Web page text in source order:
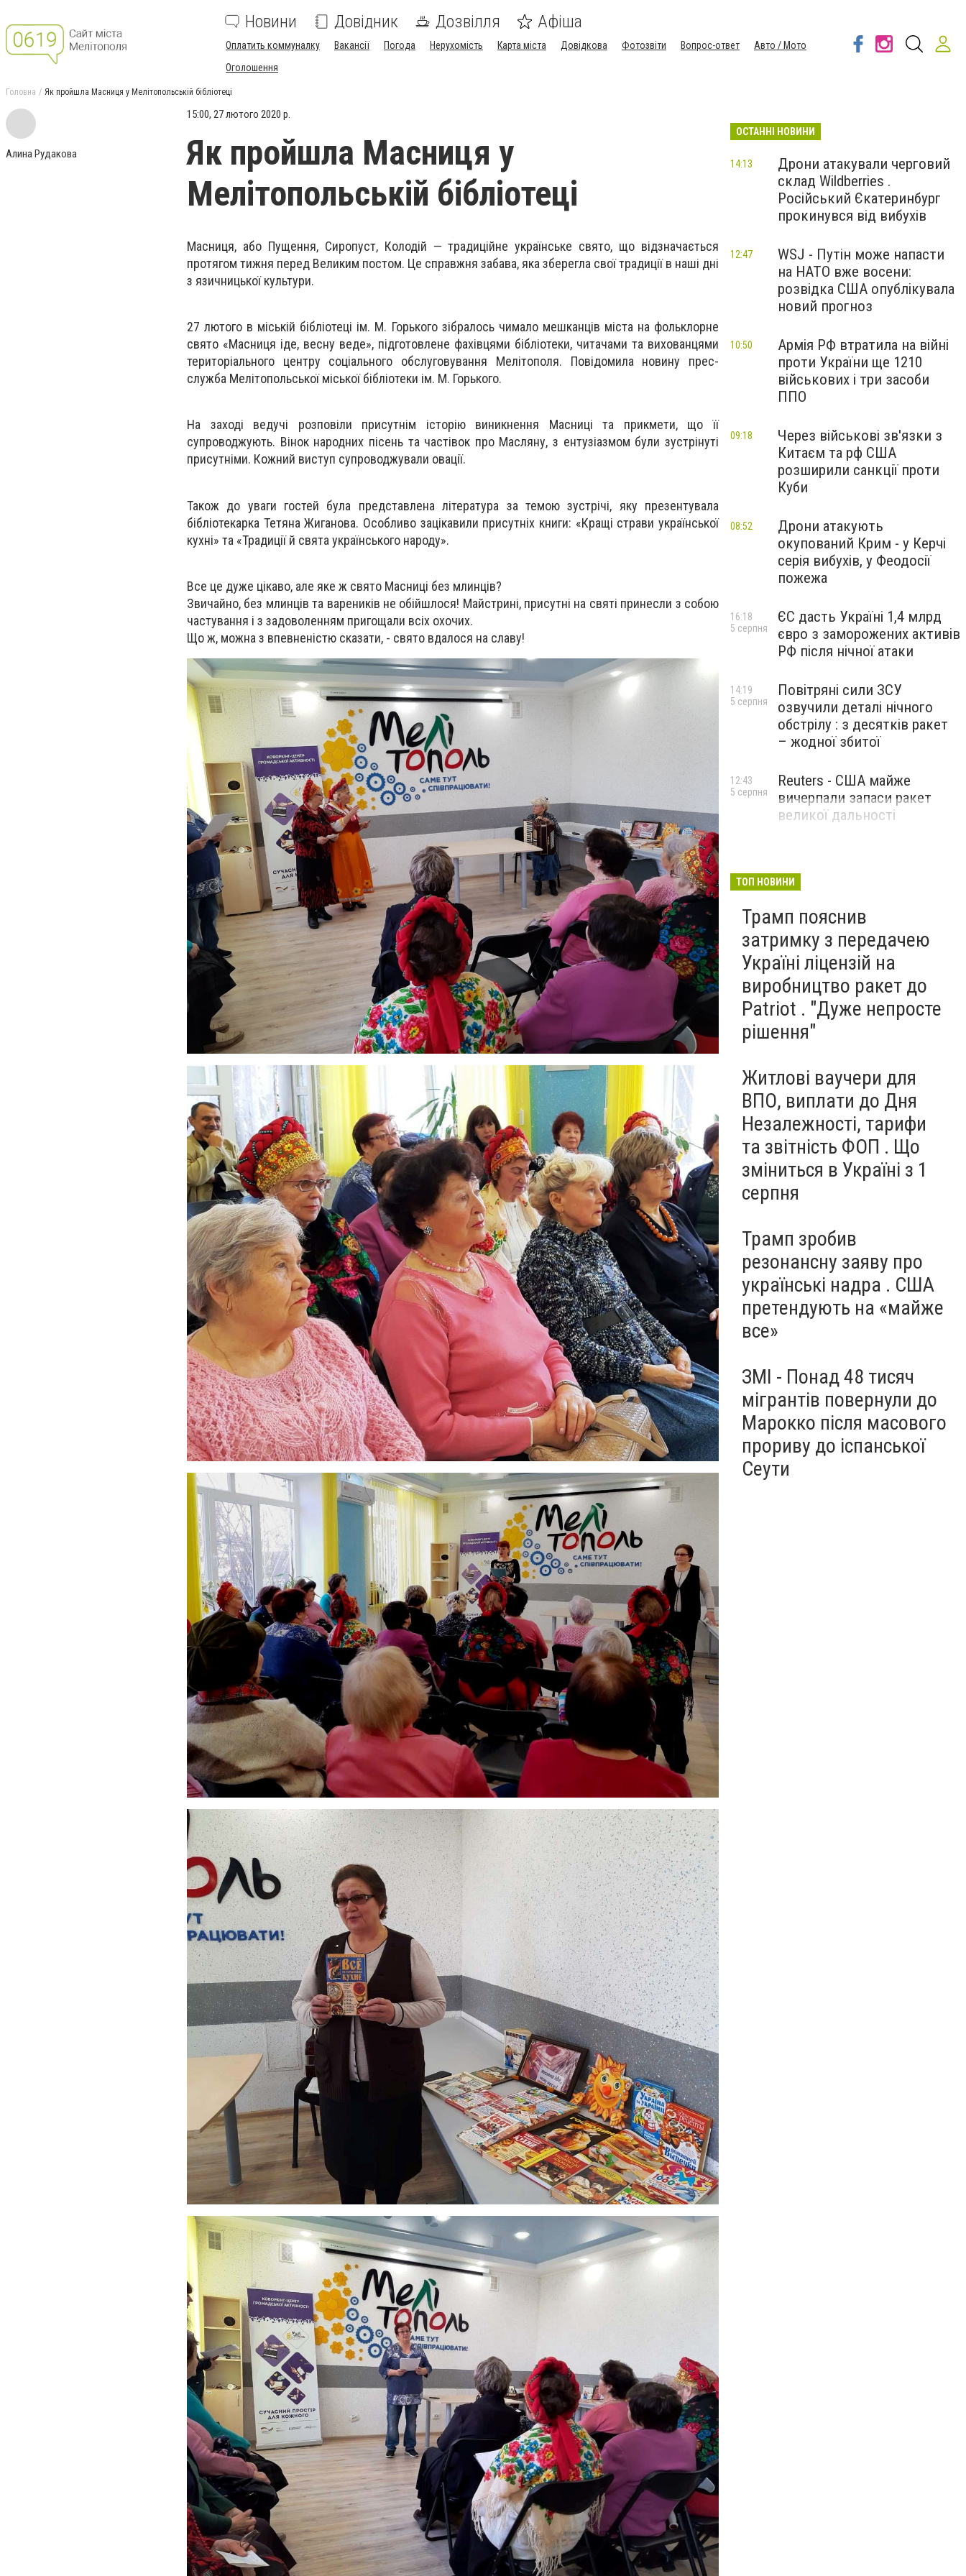
Новини Довідник Дозвілля Афіша
Оплатить коммуналку Вакансії Погода Нерухомість Карта міста Довідкова Фотозвіти Вопрос-ответ
Авто / Мото
Оголошення
Головна Як пройшла Масниця у Мелітопольській бібліотеці
Алина Рудакова
15:00, 27 лютого 2020 р.
Як пройшла Масниця у
Мелітопольській бібліотеці
Масниця, або Пущення, Сиропуст, Колодій — традиційне українське свято, що відзначається
протягом тижня перед Великим постом. Це справжня забава, яка зберегла свої традиції в наші дні
з язичницької культури.
27 лютого в міській бібліотеці ім. М. Горького зібралось чимало мешканців міста на фольклорне
свято «Масниця іде, весну веде», підготовлене фахівцями бібліотеки, читачами та вихованцями
територіального центру соціального обслуговування Мелітополя. Повідомила новину прес-
служба Мелітопольської міської бібліотеки ім. М. Горького.
На заході ведучі розповіли присутнім історію виникнення Масниці та прикмети, що її
супроводжують. Вінок народних пісень та частівок про Масляну, з ентузіазмом були зустрінуті
присутніми. Кожний виступ супроводжували овації.
Також до уваги гостей була представлена література за темою зустрічі, яку презентувала
бібліотекарка Тетяна Жиганова. Особливо зацікавили присутніх книги: «Кращі страви української
кухні» та «Традиції й свята українського народу».
Все це дуже цікаво, але яке ж свято Масниці без млинців?
Звичайно, без млинців та вареників не обійшлося! Майстрині, присутні на святі принесли з собою
частування і з задоволенням пригощали всіх охочих.
Що ж, можна з впевненістю сказати, - свято вдалося на славу!
ОСТАННІ НОВИНИ
Дрони атакували черговий
склад Wildberries .
Російський Єкатеринбург
прокинувся від вибухів
14:13
WSJ - Путін може напасти
на НАТО вже восени:
розвідка США опублікувала
новий прогноз
12:47
Армія РФ втратила на війні
проти України ще 1210
військових і три засоби
ППО
10:50
Через військові зв'язки з
Китаєм та рф США
розширили санкції проти
Куби
09:18
Дрони атакують
окупований Крим - у Керчі
серія вибухів, у Феодосії
пожежа
08:52
ЄС дасть Україні 1,4 млрд
євро з заморожених активів
РФ після нічної атаки
16:18
5 серпня
Повітряні сили ЗСУ
озвучили деталі нічного
обстрілу : з десятків ракет
– жодної збитої
14:19
5 серпня
Reuters - США майже
вичерпали запаси ракет
великої дальності
12:43
5 серпня
ТОП НОВИНИ
Трамп пояснив
затримку з передачею
Україні ліцензій на
виробництво ракет до
Patriot . "Дуже непросте
рішення"
Житлові ваучери для
ВПО, виплати до Дня
Незалежності, тарифи
та звітність ФОП . Що
зміниться в Україні з 1
серпня
Трамп зробив
резонансну заяву про
українські надра . США
претендують на «майже
все»
ЗМІ - Понад 48 тисяч
мігрантів повернули до
Марокко після масового
прориву до іспанської
Сеути